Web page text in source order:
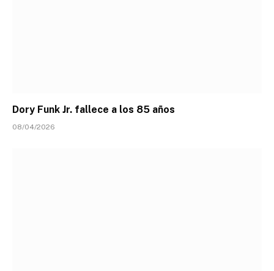
Dory Funk Jr. fallece a los 85 años
08/04/2026